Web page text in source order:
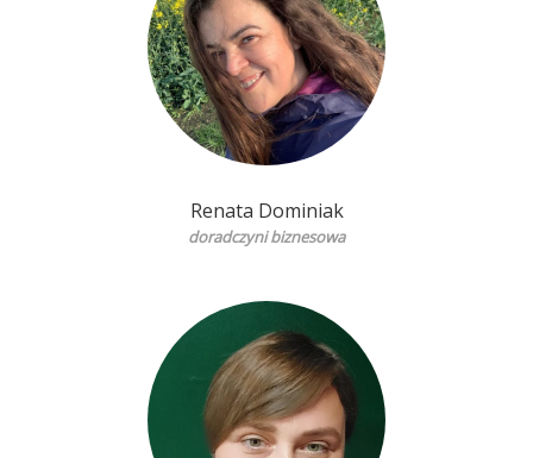
Renata Dominiak
doradczyni biznesowa